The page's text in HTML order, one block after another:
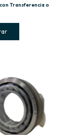
con Transferencia o